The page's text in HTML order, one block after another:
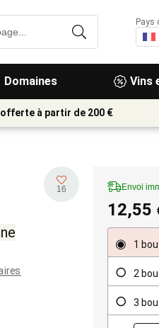
Domaines Vins
Pays
à partir de 200 €
16 Envoi
12,55
1
2
3